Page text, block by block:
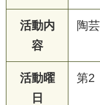
活動内
容
陶芸
活動曜
日
第2